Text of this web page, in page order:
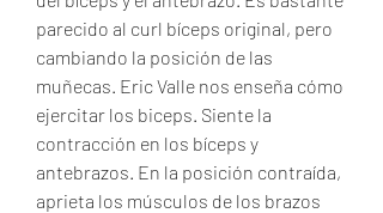
parecido al curl bíceps original, pero
cambiando la posición de las
muñecas. Eric Valle nos enseña cómo
ejercitar los biceps. Siente la
contracción en los bíceps y
antebrazos. En la posición contraída,
aprieta los músculos de los brazos